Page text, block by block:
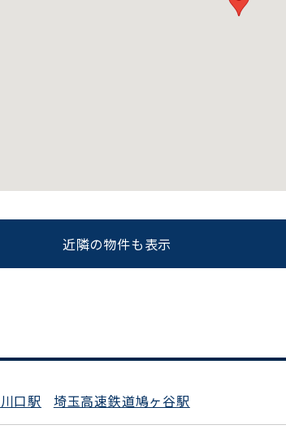
スム
0120-
平日 9:00〜
近隣の物件も表示
口駅 埼玉高速鉄道鳩ヶ谷駅